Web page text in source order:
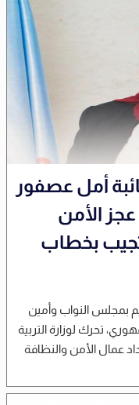
أمل عصفور
الأمن
بخطاب
بمجلس النواب وأمين
تحرك لوزارة التربية
عمال الأمن والنظافة